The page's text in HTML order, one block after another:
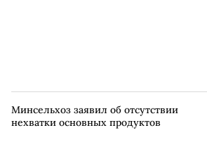
Минсельхоз заявил об отсутствии
нехватки основных продуктов